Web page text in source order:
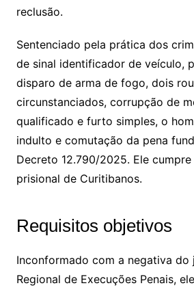
reclusão.
Sentenciado pela prática dos
de sinal identificador de veículo,
disparo de arma de fogo, dois
circunstanciados, corrupção de
qualificado e furto simples, o
indulto e comutação da pena
Decreto 12.790/2025. Ele
prisional de Curitibanos.
Requisitos objetivos
Inconformado com a negativa do
Regional de Execuções Penais,